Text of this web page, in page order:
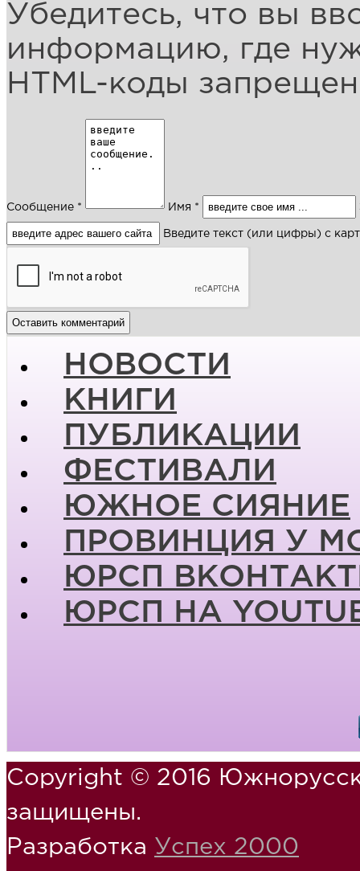
Убедитесь, что вы
информацию, где
HTML-коды
Сообщение * Имя *
Введите текст (или цифры) с
НОВОСТИ
КНИГИ
ПУБЛИКАЦИИ
ФЕСТИВАЛИ
ЮЖНОЕ СИЯНИЕ
ПРОВИНЦИЯ У
ЮРСП
ЮРСП НА
Copyright © 2016
защищены.
Разработка Успех 2000